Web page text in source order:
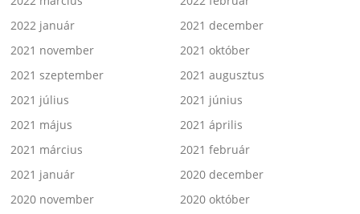
2022 január
2021 december
2021 november
2021 október
2021 szeptember
2021 augusztus
2021 július
2021 június
2021 május
2021 április
2021 március
2021 február
2021 január
2020 december
2020 november
2020 október